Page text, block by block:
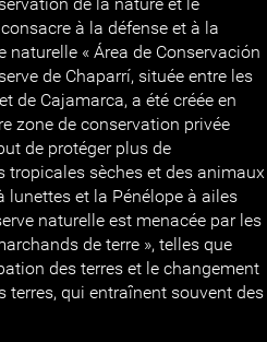
à la défense et à la
naturelle « Área de Conservación
de Chaparrí, située entre les
de Cajamarca, a été créée en
zone de conservation privée
de protéger plus de
tropicales sèches et des animaux
lunettes et la Pénélope à ailes
naturelle est menacée par les
de terre », telles que
des terres et le changement
terres, qui entraînent souvent des